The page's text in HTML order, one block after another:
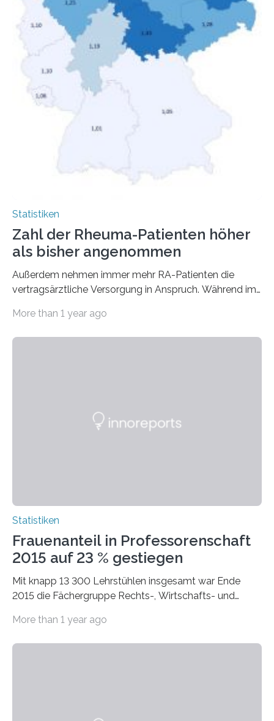
Statistiken
Zahl der Rheuma-Patienten höher
als bisher angenommen
Außerdem nehmen immer mehr RA-Patienten die
vertragsärztliche Versorgung in Anspruch. Während im
More than 1 year ago
Statistiken
Frauenanteil in Professorenschaft
2015 auf 23 % gestiegen
Mit knapp 13 300 Lehrstühlen insgesamt war Ende
2015 die Fächergruppe Rechts-, Wirtschafts- und
bei…
More than 1 year ago